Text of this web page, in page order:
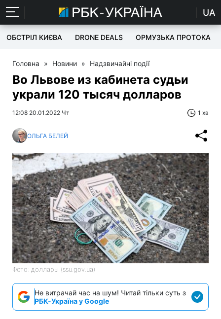
UA
ОБСТРІЛ КИЄВА DRONE DEALS ОРМУЗЬКА ПРОТОКА
Головна » Новини » Надзвичайні події
Во Львове из кабинета судьи
украли 120 тысяч долларов
12:08 20.01.2022 Чт 1 хв
ОЛЬГА БЕЛЕЙ
Фото: доллары (ssu.gov.ua)
Не витрачай час на шум! Читай тільки суть з
РБК-Україна у Google